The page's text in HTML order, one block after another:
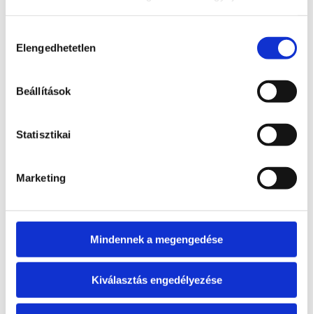
kiválasztása
Elengedhetetlen
Beállítások
Statisztikai
Marketing
Mindennek a megengedése
Kiválasztás engedélyezése
12 900
teszem
Ásvány golyó csomag